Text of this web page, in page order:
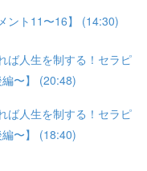
ント11〜16】 (14:30)
ば人生を制する！セラピ
〜】 (20:48)
ば人生を制する！セラピ
〜】 (18:40)